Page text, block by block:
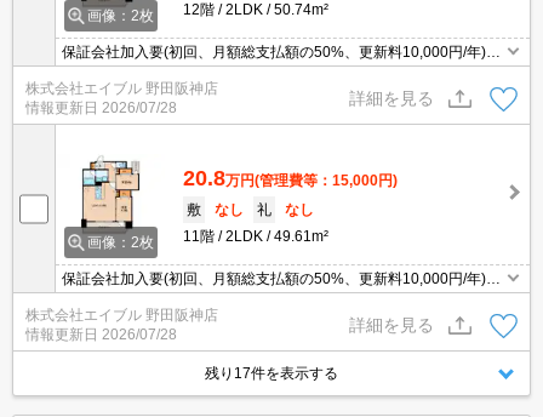
画像：2枚 12階 2LDK 50.74m²
保証会社加入要(初回、月額総支払額の50%、更新料10,000円/年)。
株式会社エイブル 野田阪神店
情報更新日 2026/07/28
詳細を見る
画像：2枚
20.8万円(管理費等：15,000円)
敷
なし 礼
なし
11階
2LDK 49.61m²
保証会社加入要(初回、月額総支払額の50%、更新料10,000円/年)。
株式会社エイブル 野田阪神店
情報更新日 2026/07/28
詳細を見る
残り17件を表示する